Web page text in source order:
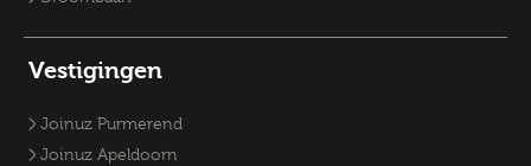
Vestigingen
Joinuz Purmerend
Joinuz Apeldoorn